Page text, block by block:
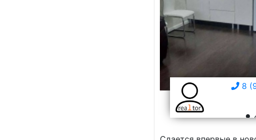
8